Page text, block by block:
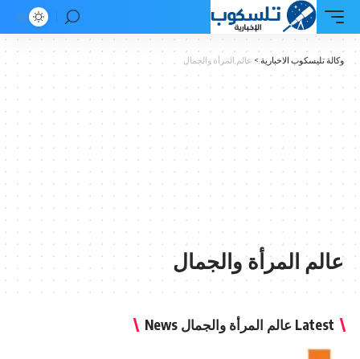
وكالة تليسكوب الاخبارية > عالم المرأة والجمال
عالم المرأة والجمال
Latest عالم المرأة والجمال News